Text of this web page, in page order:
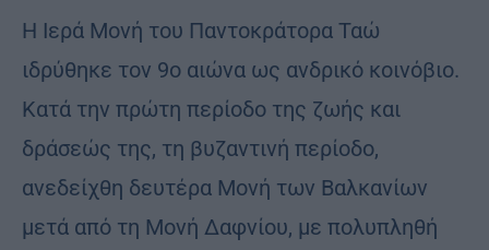
Η Ιερά Μονή του Παντοκράτορα Ταώ
ιδρύθηκε τον 9ο αιώνα ως ανδρικό κοινόβιο.
Κατά την πρώτη περίοδο της ζωής και
δράσεώς της, τη βυζαντινή περίοδο,
ανεδείχθη δευτέρα Μονή των Βαλκανίων
μετά από τη Μονή Δαφνίου, με πολυπληθή